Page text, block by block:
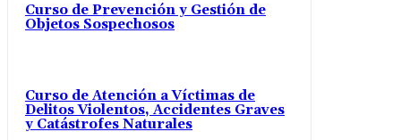
Curso de Prevención y Gestión de
Objetos Sospechosos
Curso de Atención a Víctimas de
Delitos Violentos, Accidentes Graves
y Catástrofes Naturales